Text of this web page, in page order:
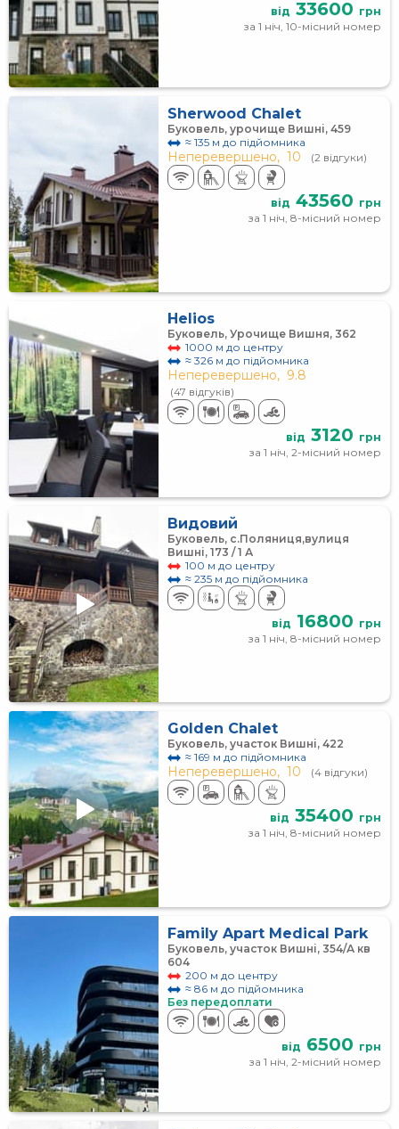
від 33600 грн
за 1 ніч, 10-місний номер
Sherwood Chalet
Буковель, урочище Вишні, 459
≈ 135 м до підйомника
Неперевершено, 10 (2 відгуки)
від 43560 грн
за 1 ніч, 8-місний номер
Helios
Буковель, Урочище Вишня, 362
1000 м до центру
≈ 326 м до підйомника
Неперевершено, 9.8
(47 відгуків)
від 3120 грн
за 1 ніч, 2-місний номер
Видовий
Буковель, с.Поляниця,вулиця
Вишні, 173 / 1 А
100 м до центру
≈ 235 м до підйомника
від 16800 грн
за 1 ніч, 8-місний номер
Golden Chalet
Буковель, участок Вишні, 422
≈ 169 м до підйомника
Неперевершено, 10 (4 відгуки)
від 35400 грн
за 1 ніч, 8-місний номер
Family Apart Medical Park
Буковель, участок Вишні, 354/А кв
604
200 м до центру
≈ 86 м до підйомника
Без передоплати
від 6500 грн
за 1 ніч, 2-місний номер